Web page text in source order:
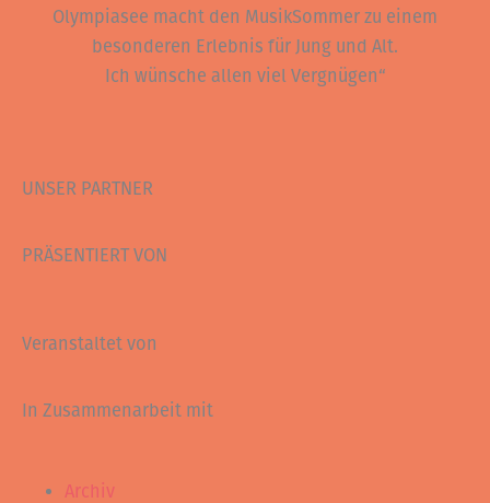
Olympiasee macht den MusikSommer zu einem
besonderen Erlebnis für Jung und Alt.
Ich wünsche allen viel Vergnügen“
UNSER PARTNER
PRÄSENTIERT VON
Veranstaltet von
In Zusammenarbeit mit
Archiv